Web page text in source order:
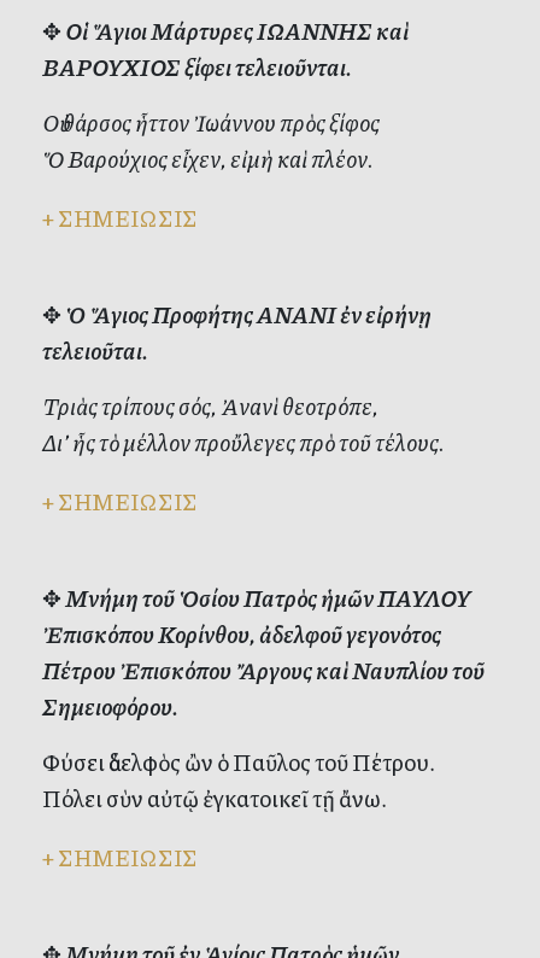
✥Οἱ Ἅγιοι Μάρτυρες ΙΩΑΝΝΗΣ καὶ
ΒΑΡΟΥΧΙΟΣ ξίφει τελειοῦνται.
Οὐ θάρσος ἧττον Ἰωάννου πρὸς ξίφος
Ὅ Βαρούχιος εἶχεν, εἰμὴ καὶ πλέον.
+ΣΗΜΕΙΩΣΙΣ
✥ Ὁ Ἅγιος Προφήτης ΑΝΑΝΙ ἐν εἰρήνῃ
τελειοῦται.
Τριὰς τρίπους σός, Ἀνανὶ θεοτρόπε,
Δι’ ἧς τὸ μέλλον προὔλεγες πρὸ τοῦ τέλους.
+ΣΗΜΕΙΩΣΙΣ
✥Μνήμη τοῦ Ὁσίου Πατρὸς ἡμῶν ΠΑΥΛΟΥ
Ἐπισκόπου Κορίνθου, ἀδελφοῦ γεγονότος
Πέτρου Ἐπισκόπου Ἄργους καὶ Ναυπλίου τοῦ
Σημειοφόρου.
Φύσει ἀδελφὸς ὢν ὁ Παῦλος τοῦ Πέτρου.
Πόλει σὺν αὐτῷ ἐγκατοικεῖ τῇ ἄνω.
+ΣΗΜΕΙΩΣΙΣ